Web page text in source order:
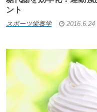
ント
スポーツ栄養学 2016.6.24